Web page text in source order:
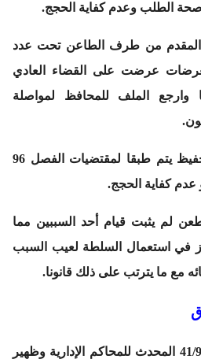
الطلب وعدم كفاية الحجج.
من طرف الطاعن تحت عدد
تعرضات عرضت على القضاء العادي
وارجع الملف للمحافظ لمواصلة
أن إلغاء مطلب التحفيظ يتم طبقا لمقتضيات الفصل 96
كفاية الحجج.
لم يثبت قيام أحد السببين مما
في استعمال السلطة لعيب السبب
مع ما يترتب على ذلك قانونا.
وتطبيقا لمقتضيات قانون 41/90 المحدث للمحاكم الإدارية وظهير